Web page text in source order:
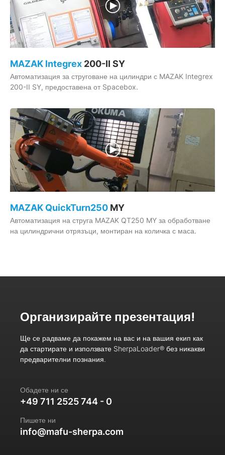
MAZAK Integrex 200-II SY
Автоматизация за струговане на цилиндри с MAZAK Integrex
200-II SY, предоставена от Spacebox.
MAZAK QuickTurn250 MY
Автоматизация на струга MAZAK QT250 MY за обработване
на цилиндрични отрязъци, монтиран на количка с маса.
Организирайте презентация!
Ще се радваме да покажем на вас и на вашия екип как
да стартирате и използвате SherpaLoader® без никакви
предварителни познания.
Обадете ни се
+49 711 2525 744 - 0
Пишете ни
info@mafu-sherpa.com